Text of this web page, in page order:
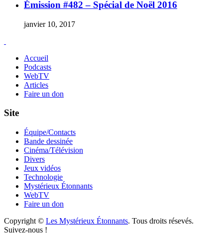
Émission #482 – Spécial de Noël 2016
janvier 10, 2017
Accueil
Podcasts
WebTV
Articles
Faire un don
Site
Équipe/Contacts
Bande dessinée
Cinéma/Télévision
Divers
Jeux vidéos
Technologie
Mystérieux Étonnants
WebTV
Faire un don
Copyright © Les Mystérieux Étonnants. Tous droits résevés.
Suivez-nous !